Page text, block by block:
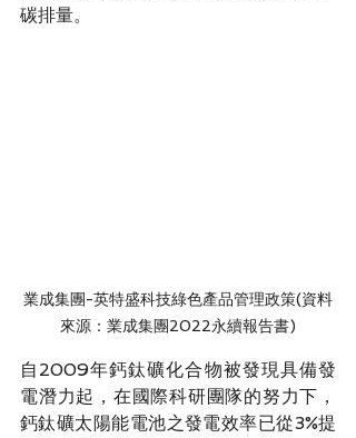
碳排量。
業成集團-英特盛科技綠色產品管理政策(資料
來源：業成集團2022永續報告書)
自2009年鈣鈦礦化合物被發現具備發
電潛力起，在國際科研團隊的努力下，
鈣鈦礦太陽能電池之發電效率已從3%提